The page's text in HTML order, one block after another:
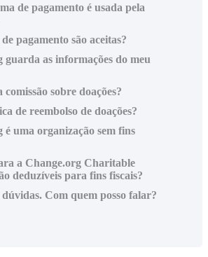
de pagamento é usada pela
pagamento são aceitas?
guarda as informações do meu
sobre doações?
de reembolso de doações?
é uma organização sem fins
a Change.org Charitable
deduzíveis para fins fiscais?
Com quem posso falar?